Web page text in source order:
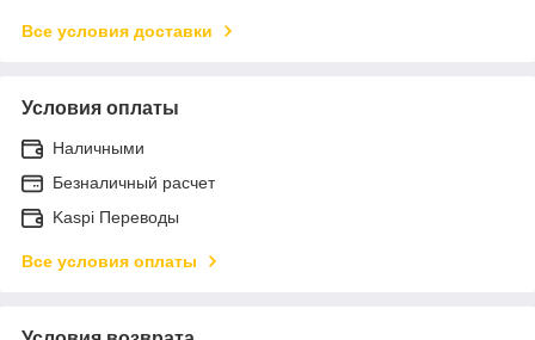
Все условия доставки
Условия оплаты
Наличными
Безналичный расчет
Kaspi Переводы
Все условия оплаты